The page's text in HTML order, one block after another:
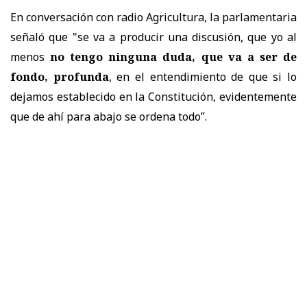
En conversación con radio Agricultura, la parlamentaria
señaló que "se va a producir una discusión, que yo al
menosno tengo ninguna duda, que va a ser de
fondo, profunda, en el entendimiento de que si lo
dejamos establecido en la Constitución, evidentemente
que de ahí para abajo se ordena todo”.